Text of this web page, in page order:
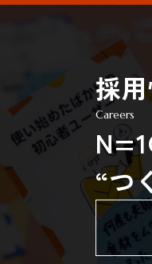
採
Careers
“つ